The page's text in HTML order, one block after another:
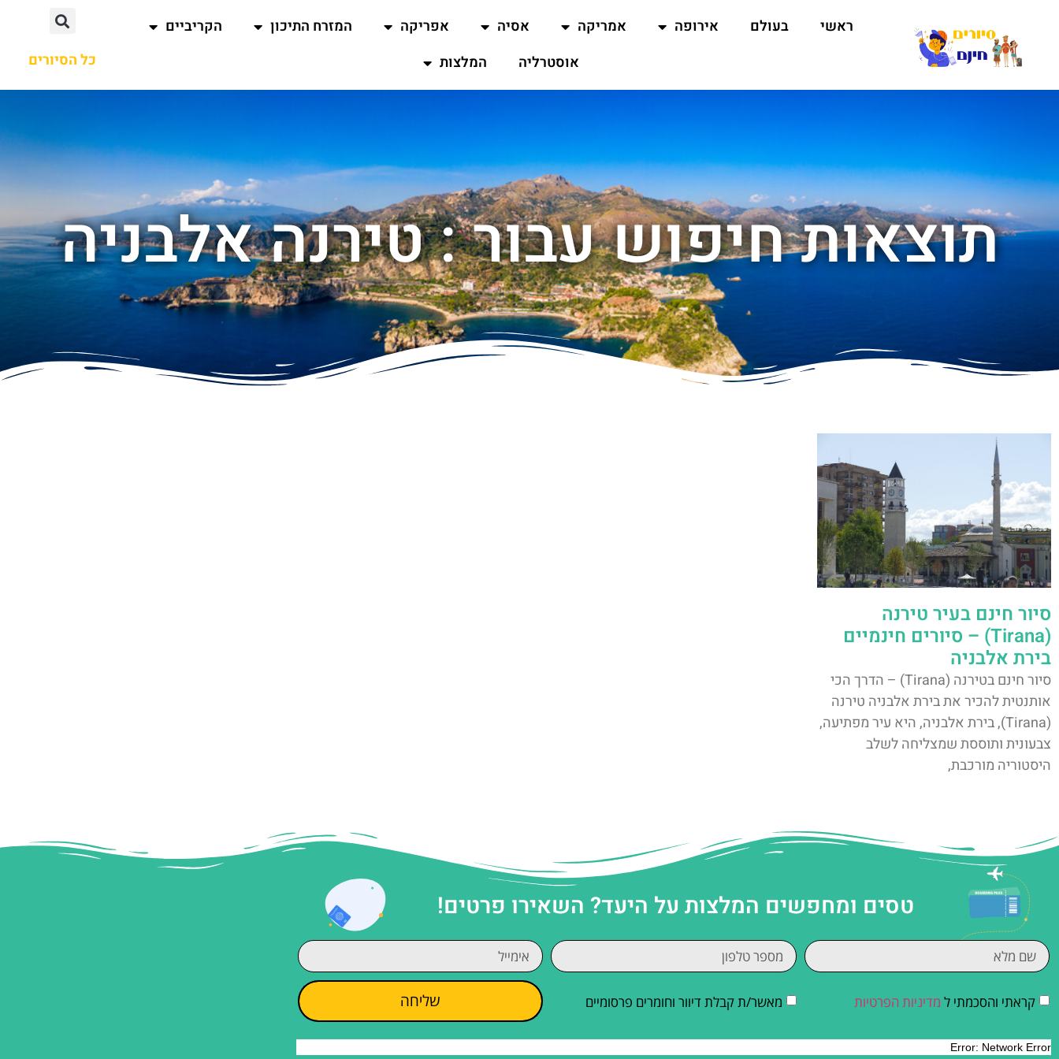
ראשי בעולם אירופה אמריקה אסיה אפריקה המזרח התיכון
הקריביים
אוסטרליה
המלצות כל הסיורים
תוצאות חיפוש עבור : טירנה אלבניה
סיור חינם בעיר טירנה
(Tirana) – סיורים חינמיים
בירת אלבניה
סיור חינם בטירנה (Tirana) – הדרך הכי
אותנטית להכיר את בירת אלבניה טירנה
(Tirana), בירת אלבניה, היא עיר מפתיעה,
צבעונית ותוססת שמצליחה לשלב
היסטוריה מורכבת,
טסים ומחפשים המלצות על היעד? השאירו פרטים!
קראתי והסכמתי ל מדיניות הפרטיות מאשר/ת קבלת דיוור וחומרים פרסומיים שליחה